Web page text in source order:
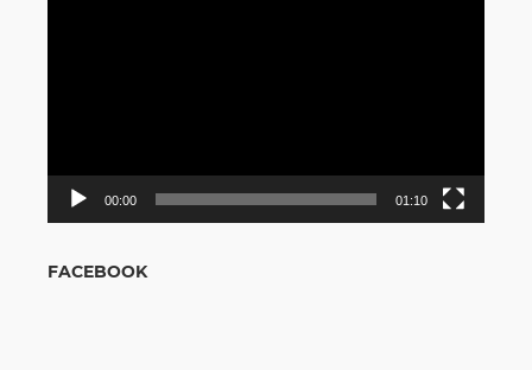
00:00 01:10
FACEBOOK